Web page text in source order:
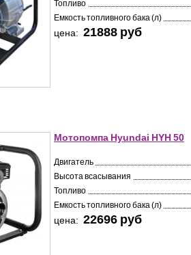
Топливо
Емкость топливного бака (л)
цена: 21888 pуб
Мотопомпа Hyundai HYH 50
Двигатель
Высота всасывания
Топливо
Емкость топливного бака (л)
цена: 22696 pуб